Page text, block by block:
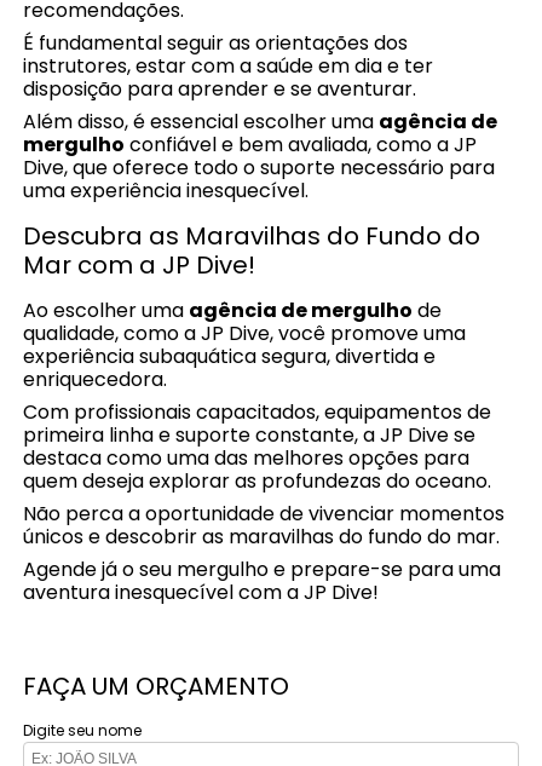
recomendações.
É fundamental seguir as orientações dos
instrutores, estar com a saúde em dia e ter
disposição para aprender e se aventurar.
Além disso, é essencial escolher uma agência de
mergulho confiável e bem avaliada, como a JP
Dive, que oferece todo o suporte necessário para
uma experiência inesquecível.
Descubra as Maravilhas do Fundo do
Mar com a JP Dive!
Ao escolher uma agência de mergulho de
qualidade, como a JP Dive, você promove uma
experiência subaquática segura, divertida e
enriquecedora.
Com profissionais capacitados, equipamentos de
primeira linha e suporte constante, a JP Dive se
destaca como uma das melhores opções para
quem deseja explorar as profundezas do oceano.
Não perca a oportunidade de vivenciar momentos
únicos e descobrir as maravilhas do fundo do mar.
Agende já o seu mergulho e prepare-se para uma
aventura inesquecível com a JP Dive!
FAÇA UM ORÇAMENTO
Digite seu nome